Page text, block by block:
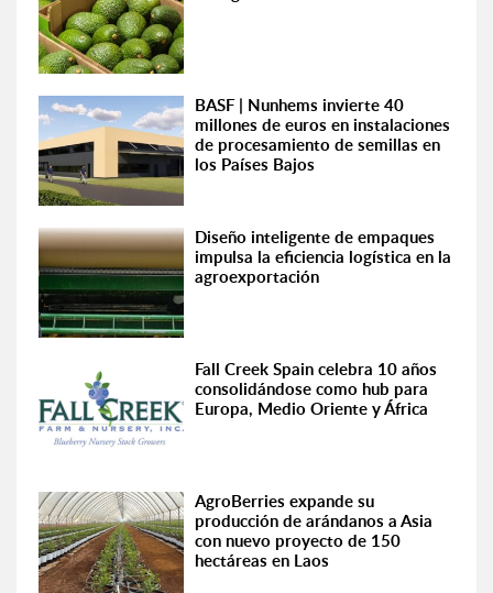
BASF | Nunhems invierte 40
millones de euros en instalaciones
de procesamiento de semillas en
los Países Bajos
Diseño inteligente de empaques
impulsa la eficiencia logística en la
agroexportación
Fall Creek Spain celebra 10 años
consolidándose como hub para
Europa, Medio Oriente y África
AgroBerries expande su
producción de arándanos a Asia
con nuevo proyecto de 150
hectáreas en Laos